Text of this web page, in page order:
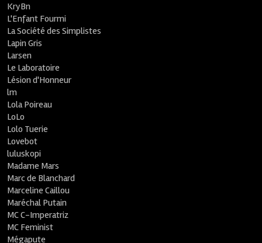
KryBn
L'Enfant Fourmi
La Société des Simplistes
Lapin Gris
Larsen
Le Laboratoire
Lésion d'Honneur
lm
Lola Poireau
LoLo
Lolo Tuerie
Lovebot
luluskopi
Madame Mars
Marc de Blanchard
Marceline Caillou
Maréchal Putain
MC C-Imperatriz
MC Feminist
Mégapute